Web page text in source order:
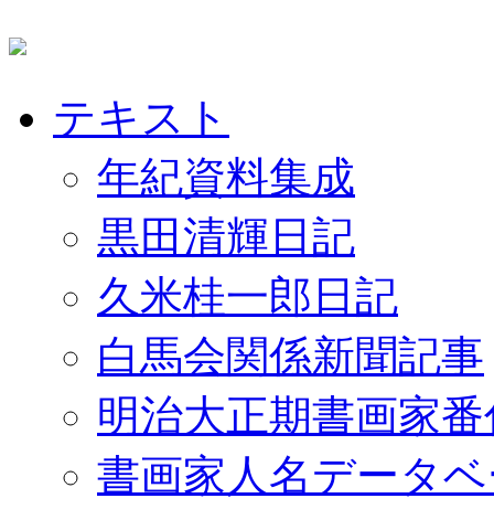
テキスト
年紀資料集成
黒田清輝日記
久米桂一郎日記
白馬会関係新聞記事
明治大正期書画家
書画家人名データ